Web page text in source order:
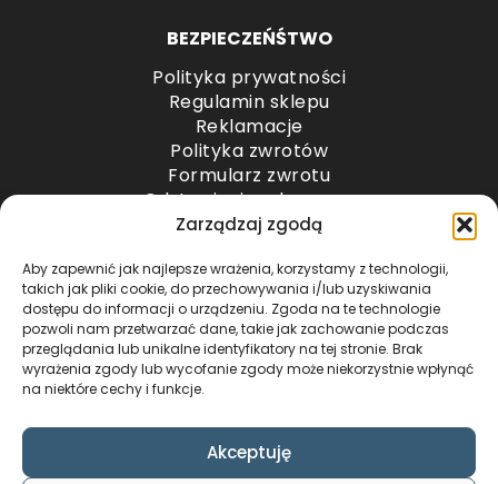
Zarządzaj zgodą
Aby zapewnić jak najlepsze wrażenia, korzystamy z technologii,
takich jak pliki cookie, do przechowywania i/lub uzyskiwania
dostępu do informacji o urządzeniu. Zgoda na te technologie
pozwoli nam przetwarzać dane, takie jak zachowanie podczas
przeglądania lub unikalne identyfikatory na tej stronie. Brak
wyrażenia zgody lub wycofanie zgody może niekorzystnie wpłynąć
na niektóre cechy i funkcje.
Akceptuję
BEZPIECZEŃŚTWO
Polityka prywatności
Regulamin sklepu
Reklamacje
Polityka zwrotów
Formularz zwrotu
Odstąpienie od umowy
Odstąpienie od umowy – przesyłki paletowe
METODY PŁATNOŚCI
COPYRIGHT © 2024 by ADWENTO ŁUKASZ